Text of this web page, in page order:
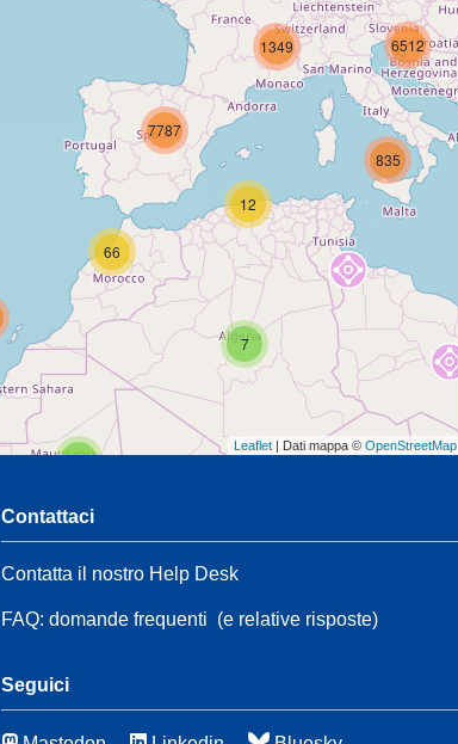
2
21
51
7
12
66
7787
835
1349 6512
Leaflet | Dati mappa © OpenStreetMap
Contattaci
Contatta il nostro Help Desk
FAQ: domande frequenti (e relative risposte)
Seguici